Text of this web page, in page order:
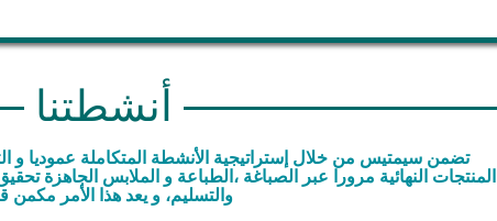
أنشطتنا
المنتجات النهائية مرورا عبر الصباغة ،الطباعة و الملابس الجاهزة
والتسليم، و يعد هذا الأمر مكمن